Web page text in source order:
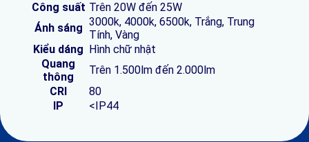
Công suất Trên 20W đến 25W
Ánh sáng 3000k, 4000k, 6500k, Trắng, Trung
Tính, Vàng
Kiểu dáng Hình chữ nhật
Quang
thông
Trên 1.500lm đến 2.000lm
CRI
80
IP
<IP44